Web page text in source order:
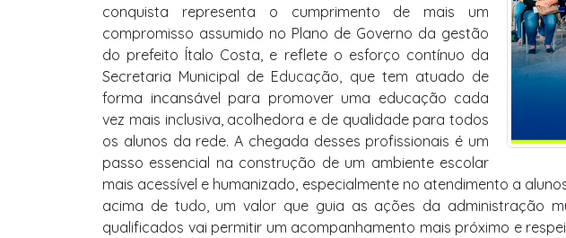
conquista representa o cumprimento de mais um
compromisso assumido no Plano de Governo da gestão
do prefeito Ítalo Costa, e reflete o esforço contínuo da
Secretaria Municipal de Educação, que tem atuado de
forma incansável para promover uma educação cada
vez mais inclusiva, acolhedora e de qualidade para todos
os alunos da rede. A chegada desses profissionais é um
passo essencial na construção de um ambiente escolar
mais acessível e humanizado, especialmente no atendimento a
acima de tudo, um valor que guia as ações da administração
qualificados vai permitir um acompanhamento mais próximo e